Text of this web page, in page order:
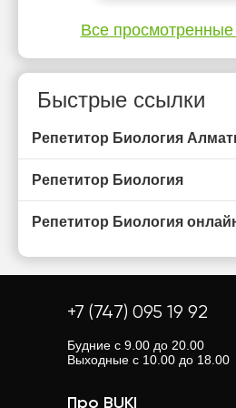
Все
Быстрые ссылки
Репетитор Биология
Репетитор Биология
Репетитор Биология
+7 (747) 095 19 92
Будние с 9.00 до 20.00
Выходные с 10.00 до 18.00
Про BUKI